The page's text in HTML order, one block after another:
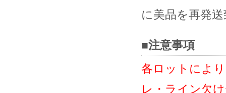
に美品を再発
■注意事項
各ロットによ
レ・ライン欠